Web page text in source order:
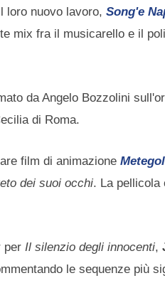
loro nuovo lavoro,Song'e
mix fra il musicarello e il
da Angelo Bozzolini
di Roma.
film di animazione
dei suoi occhi. La pellicola
perIl silenzio degli innocenti,
le sequenze più